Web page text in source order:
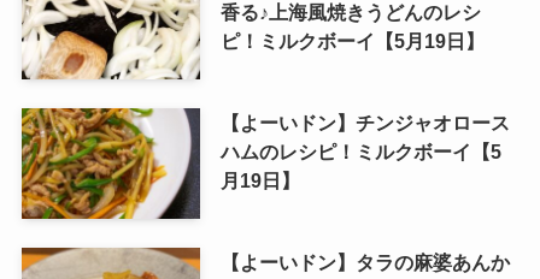
香る♪上海風焼きうどんのレシ
ピ！ミルクボーイ【5月19日】
【よーいドン】チンジャオロース
ハムのレシピ！ミルクボーイ【5
月19日】
【よーいドン】タラの麻婆あんか